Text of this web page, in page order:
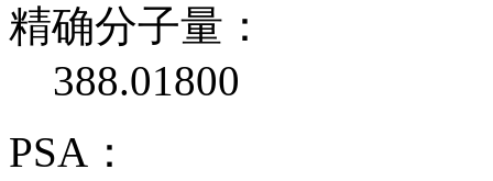
精确分子量：
388.01800
PSA：